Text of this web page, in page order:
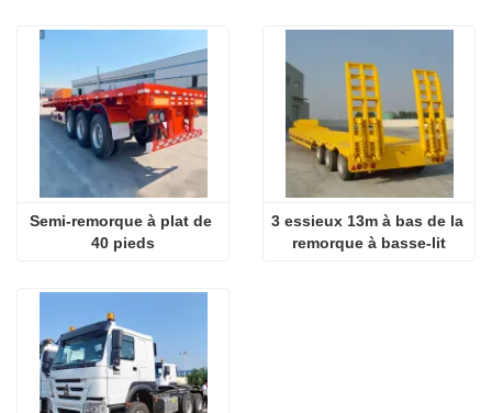
Semi-remorque à plat de
40 pieds
3 essieux 13m à bas de la
remorque à basse-lit